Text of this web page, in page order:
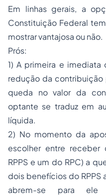
Em linhas gerais, a
Constituição Federal
mostrar vantajosa ou não.
Prós:
1) A primeira e
redução da
queda no valor da
optante se traduz em
líquida.
2) No momento da
escolher entre
RPPS e um do RPC) a
dois benefícios do RPPS
abrem-se para ele